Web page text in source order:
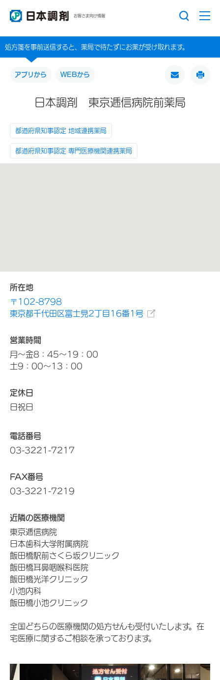
お客さま向け情報
処方箋を事前送信すると、薬局で待たずにお薬が受け取れます。
アプリから WEBから
日本調剤 東京逓信病院前薬局
都道府県知事認定 地域連携薬局
都道府県知事認定 専門医療機関連携薬局
所在地
〒102-8798
東京都千代田区富士見2丁目16番1号
営業時間
月～金8：45～19：00
土9：00～13：00
定休日
日祝日
電話番号
03-3221-7217
FAX番号
03-3221-7219
近隣の医療機関
東京逓信病院
日本歯科大学附属病院
飯田橋駅前さくら坂クリニック
飯田橋耳鼻咽喉科医院
飯田橋光洋クリニック
小池内科
飯田橋小池クリニック
全国どちらの医療機関の処方せんも受付いたします。在
宅医療に関するご相談を承っております。